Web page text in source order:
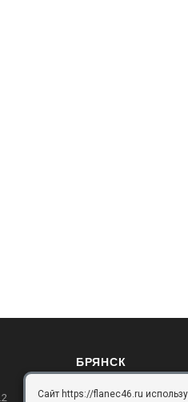
БРЯНСК
Брянск,
Сайт https://flanec46.ru